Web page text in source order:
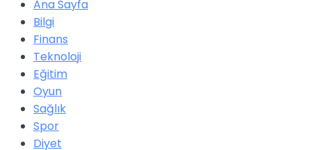
Ana Sayfa
Bilgi
Finans
Teknoloji
Eğitim
Oyun
Sağlık
Spor
Diyet